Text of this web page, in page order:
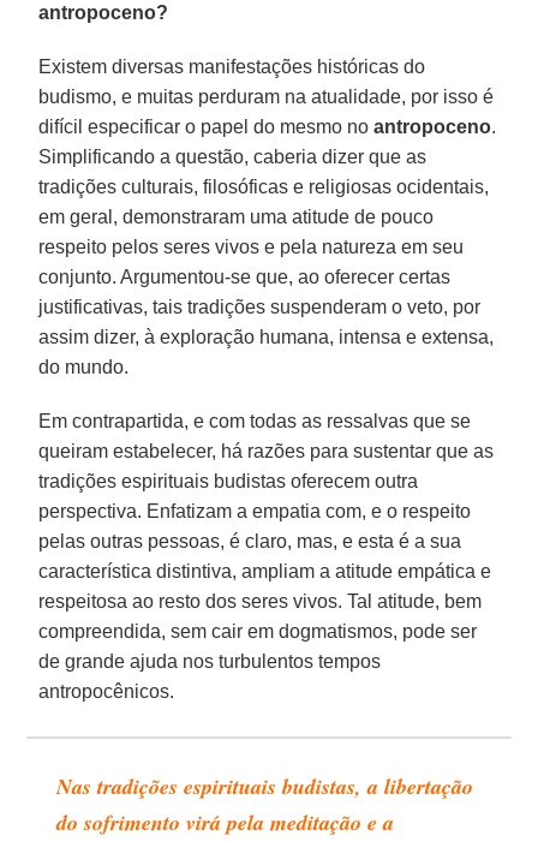
antropoceno?
Existem diversas manifestações históricas do
budismo, e muitas perduram na atualidade, por isso é
difícil especificar o papel do mesmo noantropoceno.
Simplificando a questão, caberia dizer que as
tradições culturais, filosóficas e religiosas ocidentais,
em geral, demonstraram uma atitude de pouco
respeito pelos seres vivos e pela natureza em seu
conjunto. Argumentou-se que, ao oferecer certas
justificativas, tais tradições suspenderam o veto, por
assim dizer, à exploração humana, intensa e extensa,
do mundo.
Em contrapartida, e com todas as ressalvas que se
queiram estabelecer, há razões para sustentar que as
tradições espirituais budistas oferecem outra
perspectiva. Enfatizam a empatia com, e o respeito
pelas outras pessoas, é claro, mas, e esta é a sua
característica distintiva, ampliam a atitude empática e
respeitosa ao resto dos seres vivos. Tal atitude, bem
compreendida, sem cair em dogmatismos, pode ser
de grande ajuda nos turbulentos tempos
antropocênicos.
Nas tradições espirituais budistas, a libertação
do sofrimento virá pela meditação e a